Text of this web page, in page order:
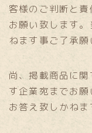
客様のご判断と
お願い致します
ねます事ご了承願
尚、掲載商品に
す企業宛までお
お答え致しかねま